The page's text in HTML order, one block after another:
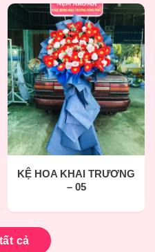
KỆ HOA KHAI TRƯƠNG
– 05
cả